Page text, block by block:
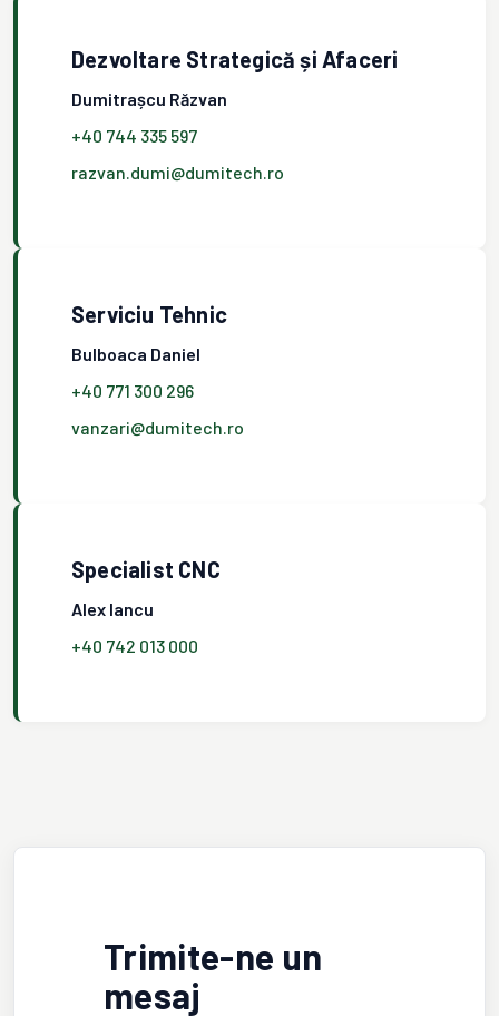
Dezvoltare Strategică și Afaceri
Dumitrașcu Răzvan
+40 744 335 597
razvan.dumi@dumitech.ro
Serviciu Tehnic
Bulboaca Daniel
+40 771 300 296
vanzari@dumitech.ro
Specialist CNC
Alex Iancu
+40 742 013 000
Trimite-ne un
mesaj